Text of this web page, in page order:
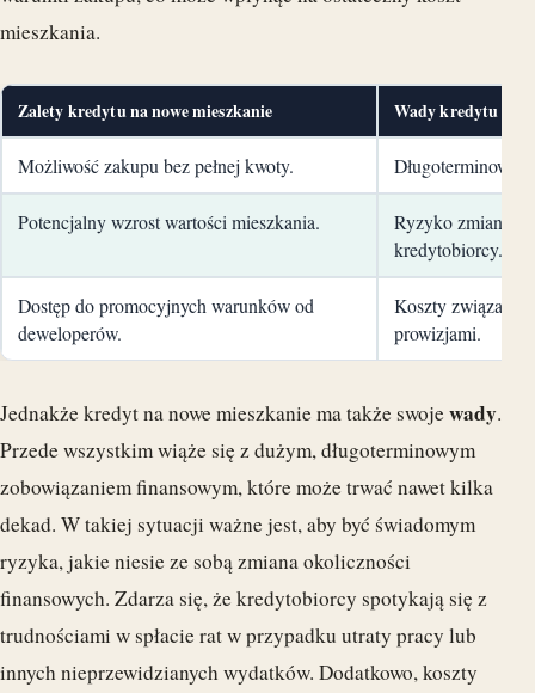
mieszkania.
Zalety kredytu na nowe mieszkanie Wady kredytu na
Możliwość zakupu bez pełnej kwoty. Długoterminowe
Potencjalny wzrost wartości mieszkania.
Ryzyko zmian w
kredytobiorcy.
Dostęp do promocyjnych warunków od
deweloperów.
Koszty związane
prowizjami.
Jednakże kredyt na nowe mieszkanie ma także swojewady.
Przede wszystkim wiąże się z dużym, długoterminowym
zobowiązaniem finansowym, które może trwać nawet kilka
dekad. W takiej sytuacji ważne jest, aby być świadomym
ryzyka, jakie niesie ze sobą zmiana okoliczności
finansowych. Zdarza się, że kredytobiorcy spotykają się z
trudnościami w spłacie rat w przypadku utraty pracy lub
innych nieprzewidzianych wydatków. Dodatkowo, koszty